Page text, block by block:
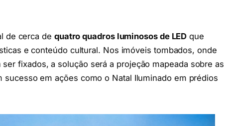
de cerca de quatro quadros luminosos de LED que
e conteúdo cultural. Nos imóveis tombados, onde
fixados, a solução será a projeção mapeada sobre as
sucesso em ações como o Natal Iluminado em prédios